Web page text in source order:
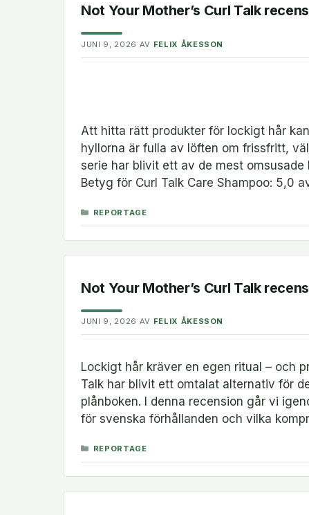
Not Your Mother’s Curl Talk
JUNI 9, 2026 AV FELIX ÅKESSON
Att hitta rätt produkter för lockigt hår
hyllorna är fulla av löften om frissfritt,
serie har blivit ett av de mest
Betyg för Curl Talk Care Shampoo: 5,0
KATEGORIER
REPORTAGE
Not Your Mother’s Curl Talk
JUNI 9, 2026 AV FELIX ÅKESSON
Lockigt hår kräver en egen ritual – och
Talk har blivit ett omtalat alternativ för
plånboken. I denna recension går vi
för svenska förhållanden och vilka
KATEGORIER
REPORTAGE